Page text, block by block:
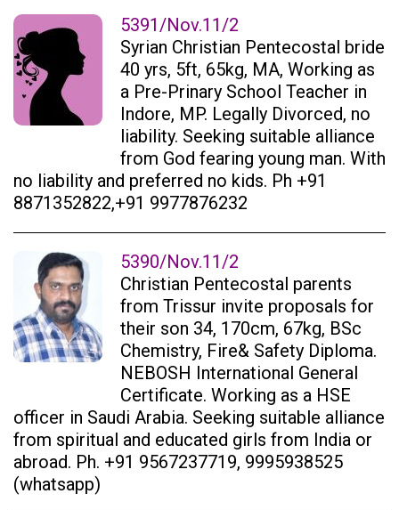
5391/Nov.11/2
Syrian Christian Pentecostal bride
40 yrs, 5ft, 65kg, MA, Working as
a Pre-Prinary School Teacher in
Indore, MP. Legally Divorced, no
liability. Seeking suitable alliance
from God fearing young man. With
no liability and preferred no kids. Ph +91
8871352822,+91 9977876232
5390/Nov.11/2
Christian Pentecostal parents
from Trissur invite proposals for
their son 34, 170cm, 67kg, BSc
Chemistry, Fire& Safety Diploma.
NEBOSH International General
Certificate. Working as a HSE
officer in Saudi Arabia. Seeking suitable alliance
from spiritual and educated girls from India or
abroad. Ph. +91 9567237719, 9995938525
(whatsapp)